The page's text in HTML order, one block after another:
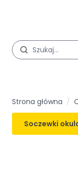
Strona główna /
Soczewki